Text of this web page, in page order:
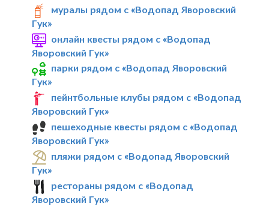
муралы рядом с «Водопад Яворовский
Гук»
онлайн квесты рядом с «Водопад
Яворовский Гук»
парки рядом с «Водопад Яворовский
Гук»
пейнтбольные клубы рядом с «Водопад
Яворовский Гук»
пешеходные квесты рядом с «Водопад
Яворовский Гук»
пляжи рядом с «Водопад Яворовский
Гук»
рестораны рядом с «Водопад
Яворовский Гук»